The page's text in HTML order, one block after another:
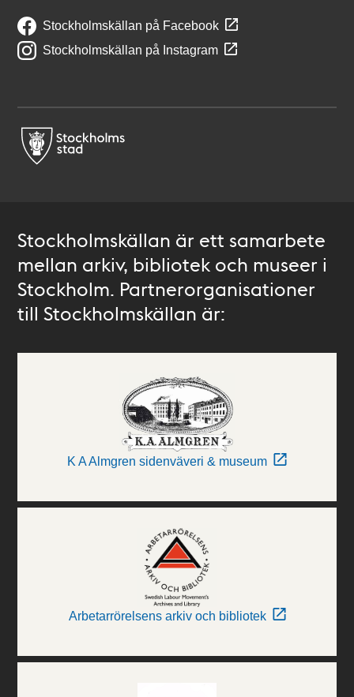
Stockholmskällan på Facebook
Stockholmskällan på Instagram
Stockholmskällan är ett samarbete
mellan arkiv, bibliotek och museer i
Stockholm. Partnerorganisationer
till Stockholmskällan är:
K A Almgren sidenväveri & museum
Arbetarrörelsens arkiv och bibliotek